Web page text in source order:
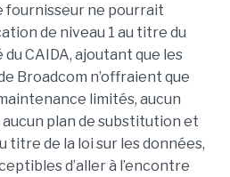
fournisseur ne pourrait
de niveau 1 au titre du
CAIDA, ajoutant que les
Broadcom n’offraient que
limités, aucun
plan de substitution et
titre de la loi sur les données,
d’aller à l’encontre